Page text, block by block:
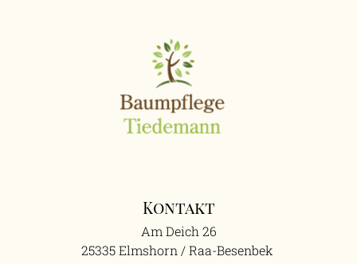
Kontakt
Am Deich 26
25335Elmshorn / Raa-Besenbek